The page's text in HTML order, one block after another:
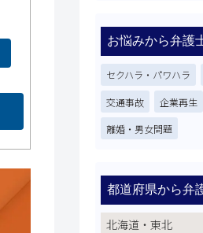
お悩みから弁護
セクハラ・パワハラ
交通事故 企業再生
離婚・男女問題
都道府県から弁
北海道・東北